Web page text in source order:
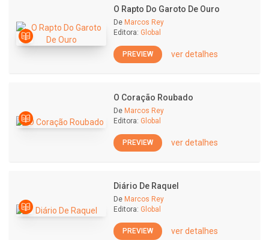
O Rapto Do Garoto De Ouro
De Marcos Rey
Editora: Global
PREVIEW ver detalhes
O Coração Roubado
De Marcos Rey
Editora: Global
PREVIEW ver detalhes
Diário De Raquel
De Marcos Rey
Editora: Global
PREVIEW ver detalhes